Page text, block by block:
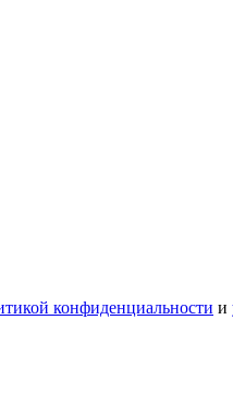
конфиденциальности и